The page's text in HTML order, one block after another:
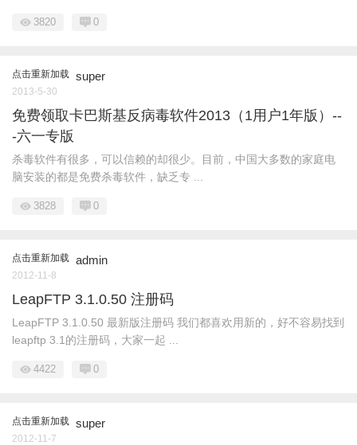
3820 0
点击重新加载 super
2013-5-30
免费领取卡巴斯基反病毒软件2013（1用户1年版）--
-六一专版
杀毒软件有很多，可以信赖的却很少。目前，中国大多数的家庭电
脑安装的都是免费杀毒软件，缺乏专 ...
3828 0
点击重新加载 admin
2012-11-8
LeapFTP 3.1.0.50 注册码
LeapFTP 3.1.0.50 最新版注册码 我们都喜欢用新的，好不容易找到
leapftp 3.1的注册码，大家一起 ...
4422 0
点击重新加载 super
2012-11-7